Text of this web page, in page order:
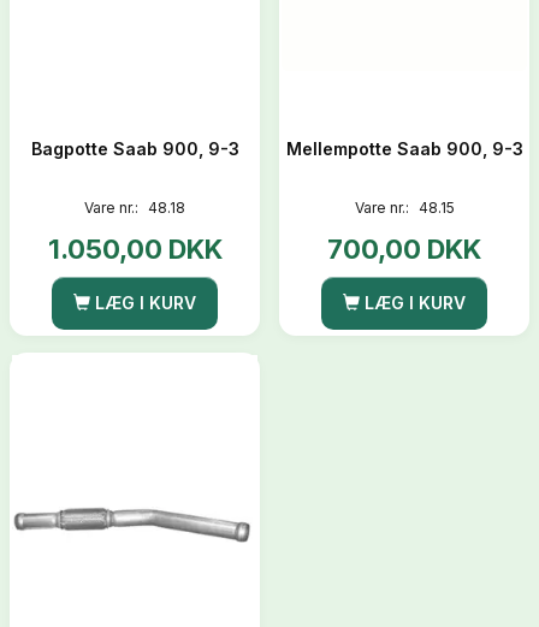
Bagpotte Saab 900, 9-3
Vare nr.: 48.18
1.050,00 DKK
LÆG I KURV
Mellempotte Saab 900, 9-3
Vare nr.: 48.15
700,00 DKK
LÆG I KURV